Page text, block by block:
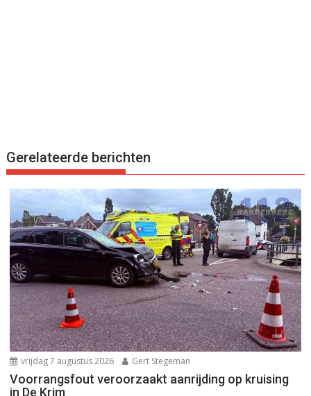
Gerelateerde berichten
vrijdag 7 augustus 2026 Gert Stegeman
Voorrangsfout veroorzaakt aanrijding op kruising
in De Krim